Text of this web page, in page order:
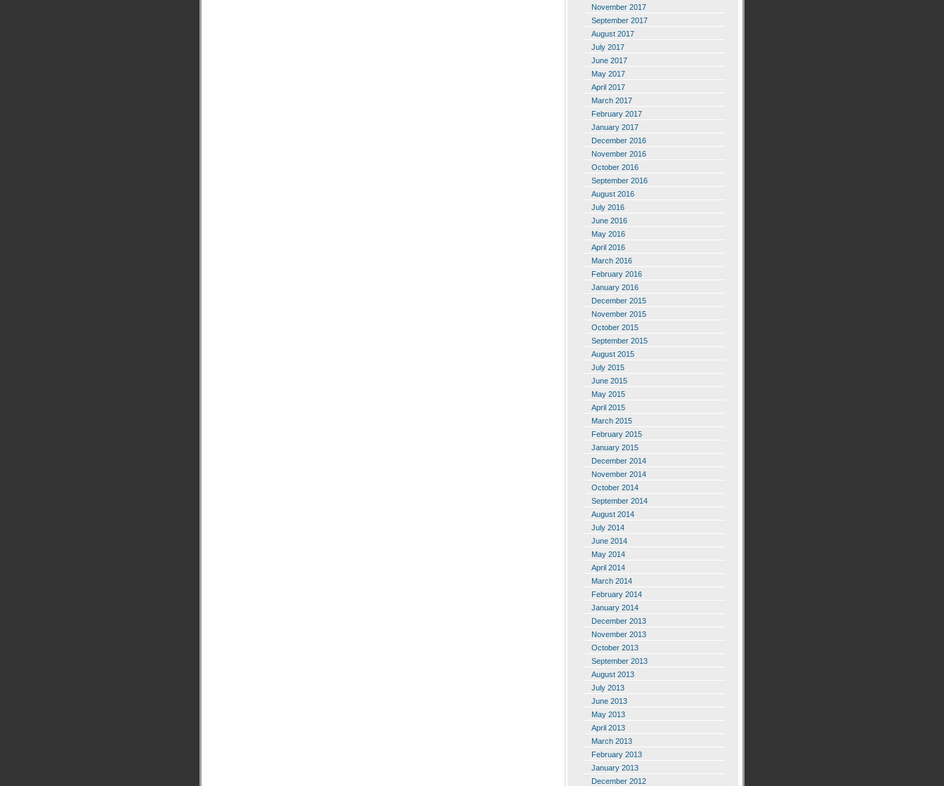
November 2017
September 2017
August 2017
July 2017
June 2017
May 2017
April 2017
March 2017
February 2017
January 2017
December 2016
November 2016
October 2016
September 2016
August 2016
July 2016
June 2016
May 2016
April 2016
March 2016
February 2016
January 2016
December 2015
November 2015
October 2015
September 2015
August 2015
July 2015
June 2015
May 2015
April 2015
March 2015
February 2015
January 2015
December 2014
November 2014
October 2014
September 2014
August 2014
July 2014
June 2014
May 2014
April 2014
March 2014
February 2014
January 2014
December 2013
November 2013
October 2013
September 2013
August 2013
July 2013
June 2013
May 2013
April 2013
March 2013
February 2013
January 2013
December 2012